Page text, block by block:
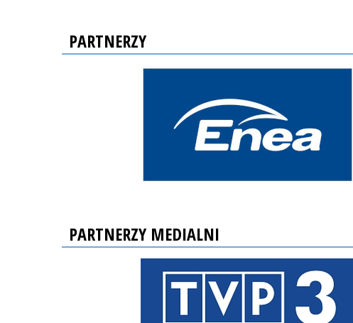
PARTNERZY
PARTNERZY MEDIALNI